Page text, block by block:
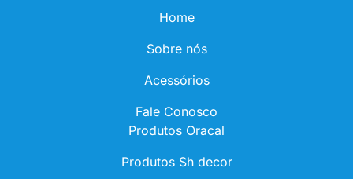
Home
Sobre nós
Acessórios
Fale Conosco
Produtos Oracal
Produtos Sh decor